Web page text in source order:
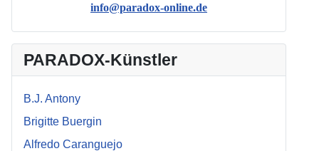
info@paradox-online.de
PARADOX-Künstler
B.J. Antony
Brigitte Buergin
Alfredo Caranguejo